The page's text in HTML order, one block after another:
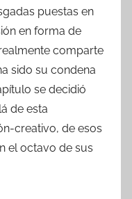
puestas en
en forma de
comparte
sido su condena
se decidió
de esta
creativo, de esos
el octavo de sus